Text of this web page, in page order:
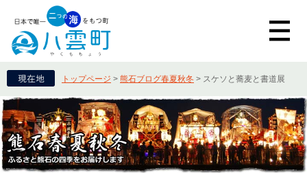
トップページ > 熊石ブログ春夏秋冬 > スケソと蕎麦と書道展